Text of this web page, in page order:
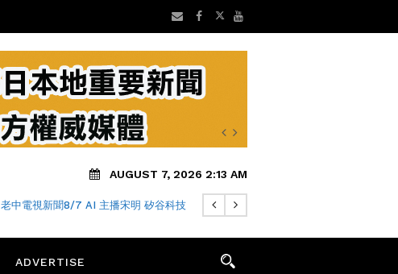
AUGUST 7, 2026 2:13 AM
老中電視新聞8/7 AI 主播宋明 矽谷科技
ADVERTISE